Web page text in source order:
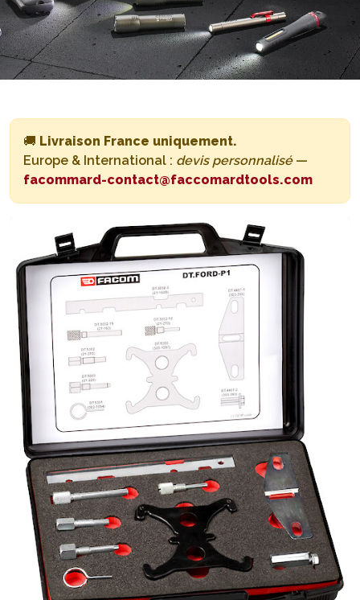
🚚 Livraison France uniquement.
Europe & International : devis personnalisé—
facommard-contact@faccomardtools.com